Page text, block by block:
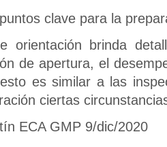
clave para la
orientación brinda
de apertura, el
es similar a las
ciertas
ECA GMP 9/dic/2020